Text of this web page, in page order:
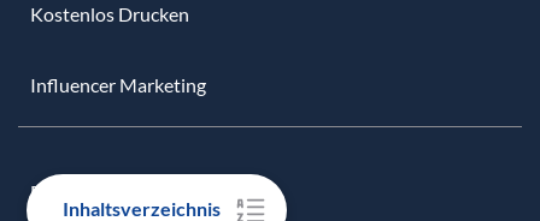
Inhaltsverzeichnis
Kostenlos Drucken
Influencer Marketing
EINFACHE ZAHLUNG